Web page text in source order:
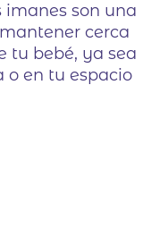
son una
cerca
tu bebé, ya sea
o en tu espacio